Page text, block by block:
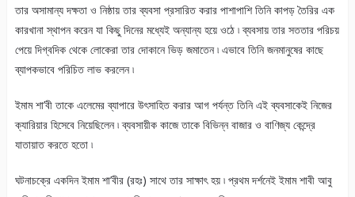
তার অসামান্য দক্ষতা ও নিষ্ঠায় তার ব্যবসা প্রসারিত করার পাশাপাশি তিনি কাপড় তৈরির এক
কারখানা স্থাপন করেন যা কিছু দিনের মধ্যেই অন্যান্য হয়ে ওঠে ৷ ব্যবসায় তার সততার পরিচয়
পেয়ে দিগ্বদিক থেকে লোকেরা তার দোকানে ভিড় জমাতেন ৷ এভাবে তিনি জনমানুষের কাছে
ব্যাপকভাবে পরিচিত লাভ করলেন ৷
ইমাম শা’বী তাকে এলেমের ব্যাপারে উৎসাহিত করার আগ পর্যন্ত তিনি এই ব্যবসাকেই নিজের
ক্যারিয়ার হিসেবে নিয়েছিলেন ৷ ব্যবসায়ীক কাজে তাকে বিভিন্ন বাজার ও বাণিজ্য কেন্দ্রে
যাতায়াত করতে হতো ৷
ঘটনাচক্রে একদিন ইমাম শা’বীর (রহঃ) সাথে তার সাক্ষাৎ হয় ৷ প্রথম দর্শনেই ইমাম শাবী আবু